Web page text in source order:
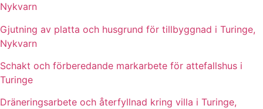
Nykvarn
Gjutning av platta och husgrund för tillbyggnad i Turinge,
Nykvarn
Schakt och förberedande markarbete för attefallshus i
Turinge
Dräneringsarbete och återfyllnad kring villa i Turinge,